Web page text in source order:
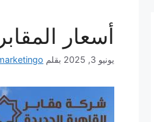
أسعار
يونيو 3, 2025 بقلم